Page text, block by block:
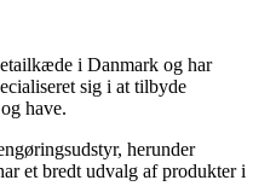
i Danmark og har
sig i at tilbyde
have.
herunder
et bredt udvalg af produkter i